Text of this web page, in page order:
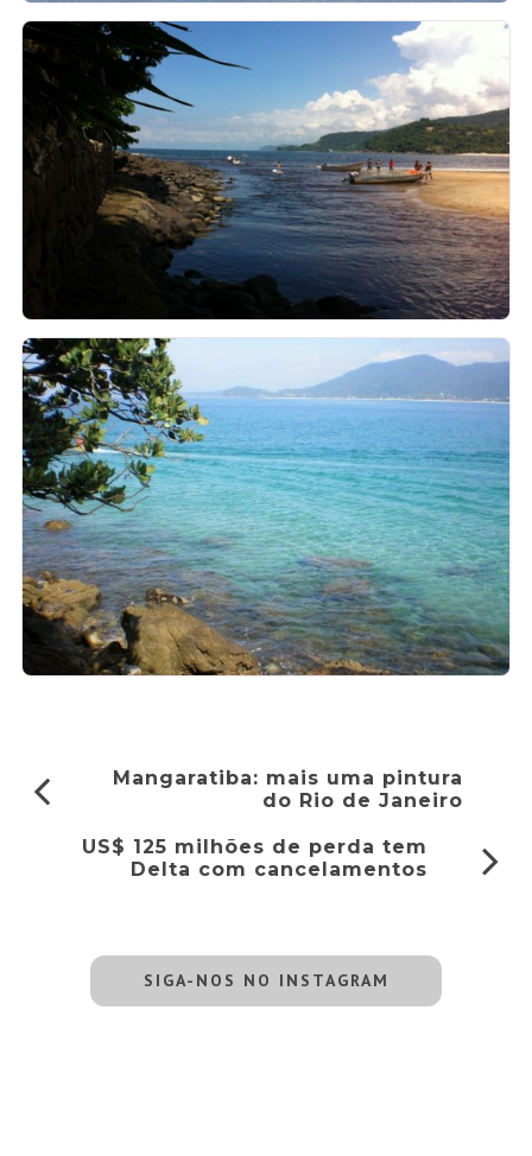
Mangaratiba: mais uma pintura
do Rio de Janeiro
US$ 125 milhões de perda tem
Delta com cancelamentos
SIGA-NOS NO INSTAGRAM